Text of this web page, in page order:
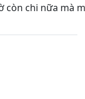
còn chi nữa mà